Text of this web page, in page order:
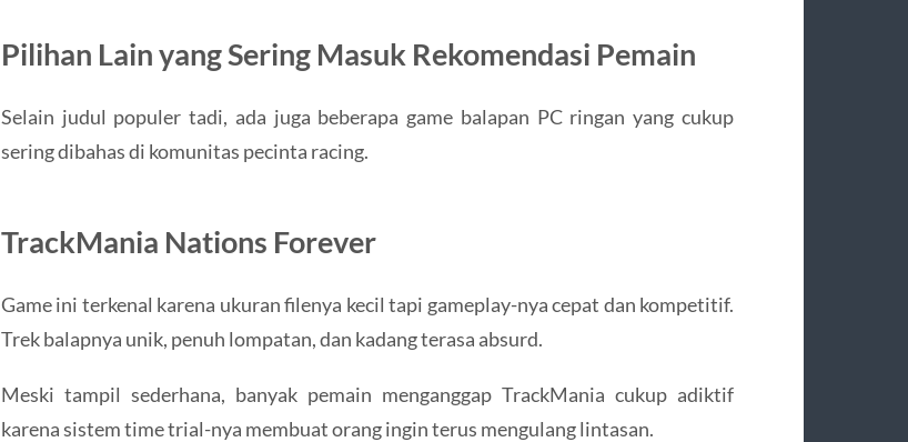
Pilihan Lain yang Sering Masuk Rekomendasi Pemain
Selain judul populer tadi, ada juga beberapa game balapan PC ringan yang cukup
sering dibahas di komunitas pecinta racing.
TrackMania Nations Forever
Game ini terkenal karena ukuran filenya kecil tapi gameplay-nya cepat dan kompetitif.
Trek balapnya unik, penuh lompatan, dan kadang terasa absurd.
Meski tampil sederhana, banyak pemain menganggap TrackMania cukup adiktif
karena sistem time trial-nya membuat orang ingin terus mengulang lintasan.